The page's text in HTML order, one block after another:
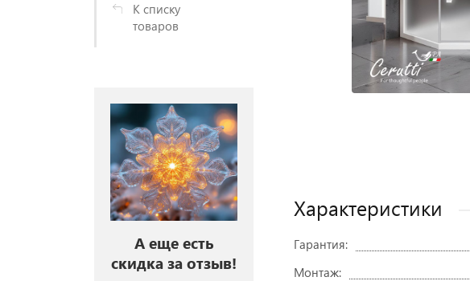
К списку
товаров
А еще есть
скидка за отзыв!
Характеристики
Гарантия:
Монтаж: